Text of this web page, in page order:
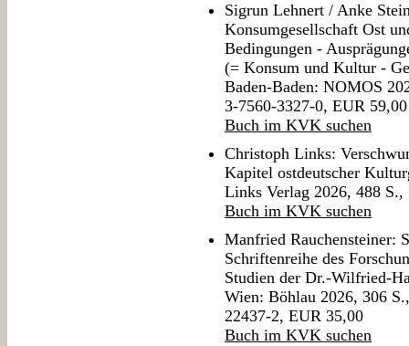
Sigrun Lehnert / Anke
Konsumgesellschaft Ost
Bedingungen -
(= Konsum und Kultur -
Baden-Baden: NOMOS
3-7560-3327-0, EUR 59,00
Buch im KVK suchen
Christoph Links:
Kapitel ostdeutscher
Links Verlag 2026, 488
Buch im KVK suchen
Manfried Rauchensteiner:
Schriftenreihe des
Studien der Dr.-Wilfried-
Wien: Böhlau 2026, 306
22437-2, EUR 35,00
Buch im KVK suchen